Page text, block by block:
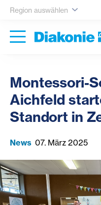
Region auswählen
Montessori-
Aichfeld
Standort in
News 07. März 2025